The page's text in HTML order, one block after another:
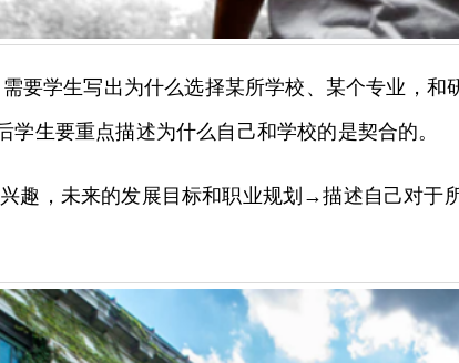
要学生写出为什么选择某所学校、某个专业，
学生要重点描述为什么自己和学校的是契合的。
趣，未来的发展目标和职业规划→描述自己对